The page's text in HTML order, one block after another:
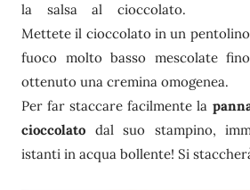
la salsa al cioccolato.
Mettete il cioccolato in un
fuoco molto basso mescolate
ottenuto una cremina omogenea.
Per far staccare facilmente la
cioccolato dal suo stampino,
istanti in acqua bollente! Si